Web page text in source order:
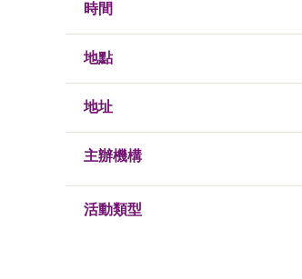
時間
地點
地址
主辦機構
活動類型